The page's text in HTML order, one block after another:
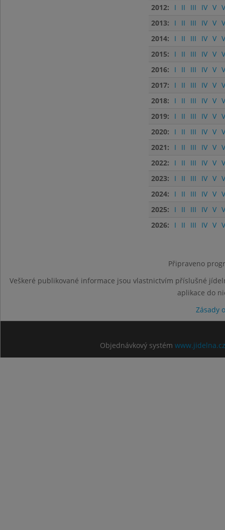
2012:
I II III IV V
2013:
I II III IV V
2014:
I II III IV V
2015:
I II III IV V
2016:
I II III IV V
2017:
I II III IV V
2018:
I II III IV V
2019:
I II III IV V
2020:
I II III IV V
2021:
I II III IV V
2022:
I II III IV V
2023:
I II III IV V
2024:
I II III IV V
2025:
I II III IV V
2026:
I II III IV V
Připraveno
Veškeré publikované informace jsou vlastnictvím příslušné
aplikace do
Zásady
Objednávkový systém www.jidelna.cz